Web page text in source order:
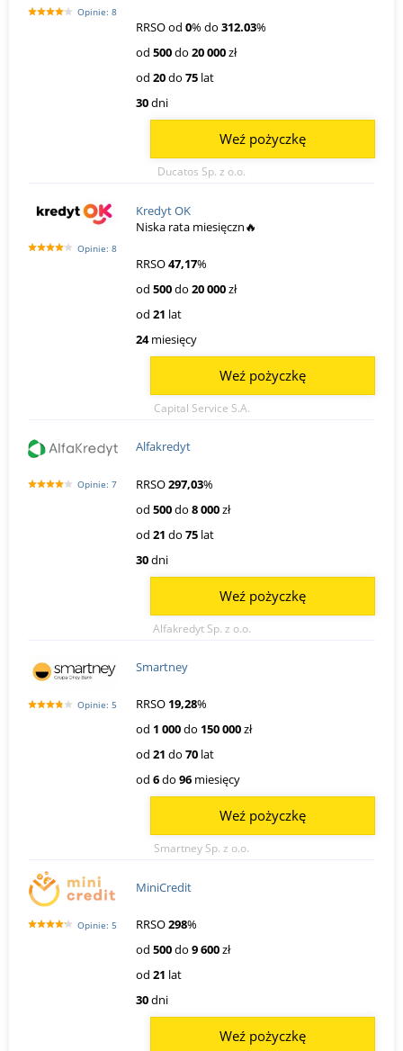
Opinie: 8
RRSO od 0% do 312.03%
od 500do 20 000zł
od 20do 75 lat
30dni
Ducatos Sp. z o.o.
Weź pożyczkę
Opinie: 8
Kredyt OK
Niska rata miesięczn🔥
RRSO47,17%
od 500do 20 000zł
od 21 lat
24miesięcy
Capital Service S.A.
Weź pożyczkę
Opinie: 7
Alfakredyt
RRSO297,03%
od 500do 8 000zł
od 21 do 75 lat
30dni
Alfakredyt Sp. z o.o.
Weź pożyczkę
Opinie: 5
Smartney
RRSO 19,28%
od 1 000do 150 000zł
od 21 do 70 lat
od 6do 96 miesięcy
Smartney Sp. z o.o.
Weź pożyczkę
Opinie: 5
MiniCredit
RRSO298%
od 500do 9 600zł
od 21 lat
30dni
Weź pożyczkę